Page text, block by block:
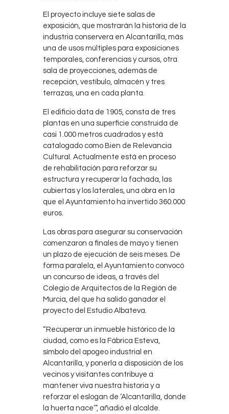
El proyecto incluye siete salas de
exposición, que mostrarán la historia de la
industria conservera en Alcantarilla, más
una de usos múltiples para exposiciones
temporales, conferencias y cursos, otra
sala de proyecciones, además de
recepción, vestíbulo, almacén y tres
terrazas, una en cada planta.
El edificio data de 1905, consta de tres
plantas en una superficie construida de
casi 1.000 metros cuadrados y está
catalogado como Bien de Relevancia
Cultural. Actualmente está en proceso
de rehabilitación para reforzar su
estructura y recuperar la fachada, las
cubiertas y los laterales, una obra en la
que el Ayuntamiento ha invertido 360.000
euros.
Las obras para asegurar su conservación
comenzaron a finales de mayo y tienen
un plazo de ejecución de seis meses. De
forma paralela, el Ayuntamiento convocó
un concurso de ideas, a través del
Colegio de Arquitectos de la Región de
Murcia, del que ha salido ganador el
proyecto del Estudio Albateva.
“Recuperar un inmueble histórico de la
ciudad, como es la Fábrica Esteva,
símbolo del apogeo industrial en
Alcantarilla, y ponerla a disposición de los
vecinos y visitantes contribuye a
mantener viva nuestra historia y a
reforzar el eslogan de ‘Alcantarilla, donde
la huerta nace’”, añadió el alcalde.